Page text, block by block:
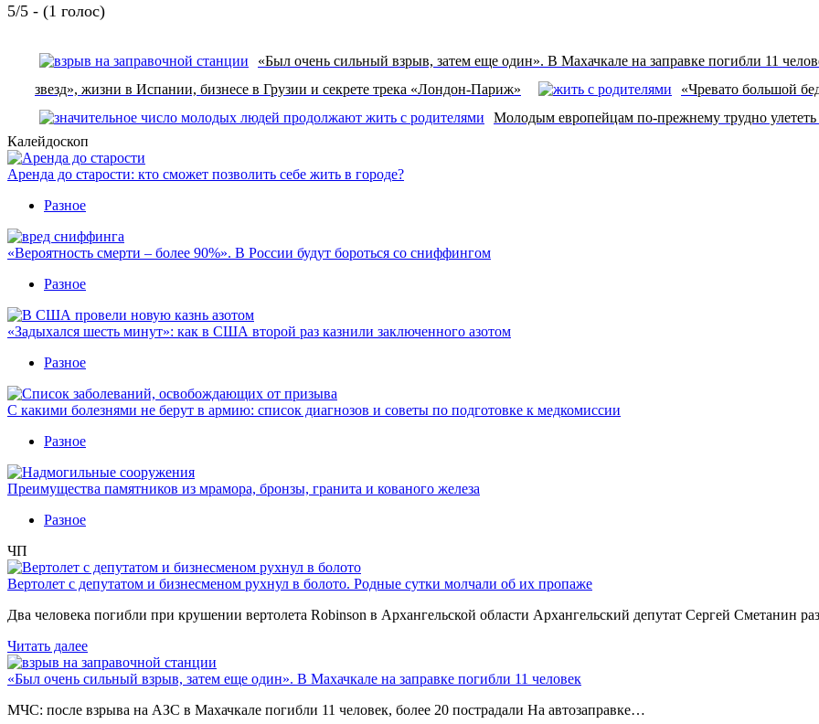
5/5 - (1 голос)
«Был очень сильный взрыв, затем еще один». В Махачкале на заправке погибли 11
звезд», жизни в Испании, бизнесе в Грузии и секрете трека «Лондон-Париж»
«Чревато большой
Молодым европейцам по-прежнему трудно улететь
Калейдоскоп
Аренда до старости: кто сможет позволить себе жить в городе?
Разное
«Вероятность смерти – более 90%». В России будут бороться со сниффингом
Разное
«Задыхался шесть минут»: как в США второй раз казнили заключенного азотом
Разное
С какими болезнями не берут в армию: список диагнозов и советы по подготовке к медкомиссии
Разное
Преимущества памятников из мрамора, бронзы, гранита и кованого железа
Разное
ЧП
Вертолет с депутатом и бизнесменом рухнул в болото. Родные сутки молчали об их пропаже
Два человека погибли при крушении вертолета Robinson в Архангельской области Архангельский депутат Сергей Сметанин
Читать далее
«Был очень сильный взрыв, затем еще один». В Махачкале на заправке погибли 11 человек
МЧС: после взрыва на АЗС в Махачкале погибли 11 человек, более 20 пострадали На автозаправке…